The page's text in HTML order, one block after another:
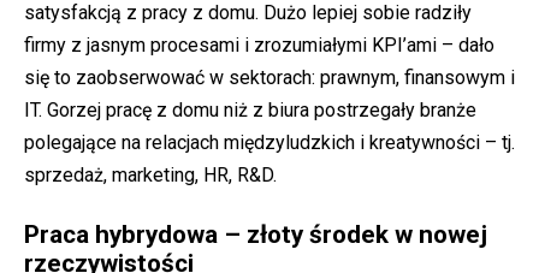
satysfakcją z pracy z domu. Dużo lepiej sobie radziły
firmy z jasnym procesami i zrozumiałymi KPI’ami – dało
się to zaobserwować w sektorach: prawnym, finansowym i
IT. Gorzej pracę z domu niż z biura postrzegały branże
polegające na relacjach międzyludzkich i kreatywności – tj.
sprzedaż, marketing, HR, R&D.
Praca hybrydowa – złoty środek w nowej
rzeczywistości